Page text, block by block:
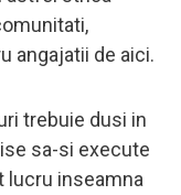
angajatii de aici.
trebuie dusi in
sa-si execute
lucru inseamna